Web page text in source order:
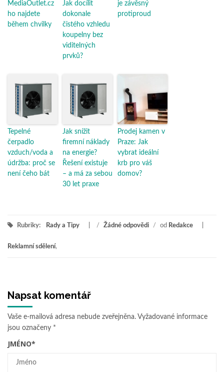
MediaOutlet.cz
ho najdete
během chvilky
Jak docílit
dokonale
čistého vzhledu
koupelny bez
viditelných
prvků?
je závěsný
protiproud
Tepelné
čerpadlo
vzduch/voda a
údržba: proč se
není čeho bát
Jak snížit
firemní náklady
na energie?
Řešení existuje
– a má za sebou
30 let praxe
Prodej kamen v
Praze: Jak
vybrat ideální
krb pro váš
domov?
Rubriky: Rady a Tipy / Žádné odpovědi / od Redakce
Reklamní sdělení,
Napsat komentář
Vaše e-mailová adresa nebude zveřejněna. Vyžadované informace
jsou označeny *
JMÉNO*